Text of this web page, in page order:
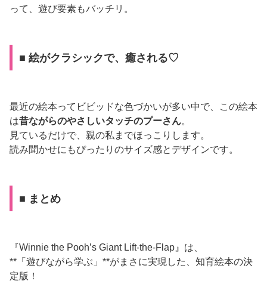
って、遊び要素もバッチリ。
■ 絵がクラシックで、癒される♡
最近の絵本ってビビッドな色づかいが多い中で、この絵本
は昔ながらのやさしいタッチのプーさん。
見ているだけで、親の私までほっこりします。
読み聞かせにもぴったりのサイズ感とデザインです。
■ まとめ
『Winnie the Pooh’s Giant Lift-the-Flap』は、
**「遊びながら学ぶ」**がまさに実現した、知育絵本の決
定版！